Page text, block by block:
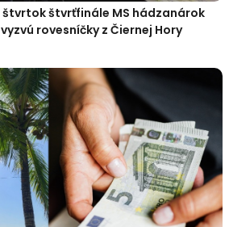
štvrtok štvrťfinále MS hádzanárok
rovesníčky z Čiernej Hory